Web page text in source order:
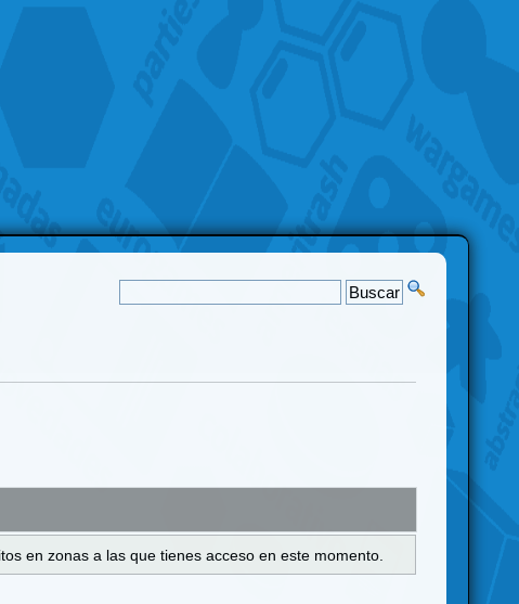
en zonas a las que tienes acceso en este momento.